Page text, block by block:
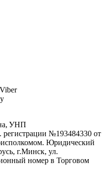
УНП
регистрации №193484330 от
Юридический
г.Минск, ул.
номер в Торговом